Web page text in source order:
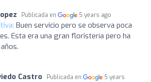
Publicada en 5 years ago
Buen servicio pero se observa poca
Esta era una gran floristería pero ha
Castro Publicada en
5 years